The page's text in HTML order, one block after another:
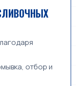
отбор и